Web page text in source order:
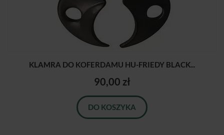
KLAMRA DO KOFERDAMU HU-FRIEDY BLACK...
90,00 zł
DO KOSZYKA